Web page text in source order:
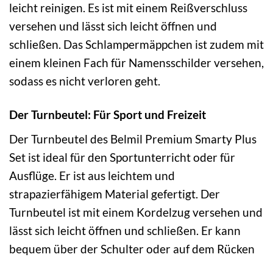
leicht reinigen. Es ist mit einem Reißverschluss
versehen und lässt sich leicht öffnen und
schließen. Das Schlampermäppchen ist zudem mit
einem kleinen Fach für Namensschilder versehen,
sodass es nicht verloren geht.
Der Turnbeutel: Für Sport und Freizeit
Der Turnbeutel des Belmil Premium Smarty Plus
Set ist ideal für den Sportunterricht oder für
Ausflüge. Er ist aus leichtem und
strapazierfähigem Material gefertigt. Der
Turnbeutel ist mit einem Kordelzug versehen und
lässt sich leicht öffnen und schließen. Er kann
bequem über der Schulter oder auf dem Rücken